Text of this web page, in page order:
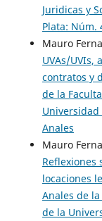
Juridicas y
Plata: Núm.
Mauro
UVAs/UVIs,
contratos y
de la
Universidad
Anales
Mauro
Reflexiones
locaciones
Anales de
de la